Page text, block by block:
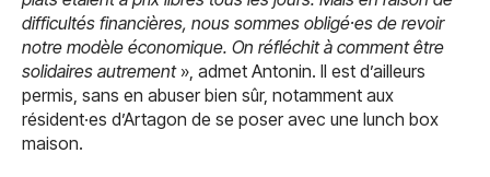
difficultés financières, nous sommes obligé·es de revoir
notre modèle économique. On réfléchit à comment être
solidaires autrement», admet Antonin. Il est d’ailleurs
permis, sans en abuser bien sûr, notamment aux
résident·es d’Artagon de se poser avec une lunch box
maison.